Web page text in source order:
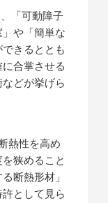
「可動障子
や「簡単な
きるととも
合掌させる
どが挙げら
熱性を高め
狭めること
断熱形材」
として見ら